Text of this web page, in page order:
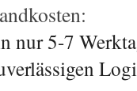
nur 5-7